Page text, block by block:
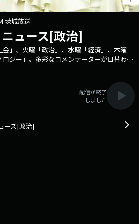
茨城放送
ュース[政治]
」、火曜「政治」、水曜「経済」、木曜
ロジー」。多彩なコメンテーターが日替わり
を深掘ります。 火曜のレギュラーコメ
第3週：津田大介（ジャーナリスト）
中CEO） メール：dn@lucky-
「#ダイバーシティニュース」
配信が終了
しました
ース[政治]